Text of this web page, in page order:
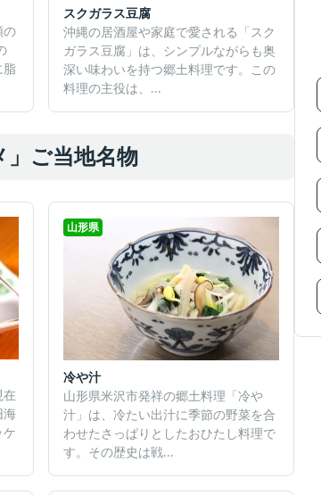
の
脂
スクガラス豆腐
沖縄の居酒屋や家庭で愛される「スク
ガラス豆腐」は、シンプルながらも奥
深い味わいを持つ郷土料理です。この
料理の主役は、...
」ご当地名物
在
海
ケ
山形県
冷や汁
山形県米沢市発祥の郷土料理「冷や
汁」は、冷たい出汁に季節の野菜を合
わせたさっぱりとしたおひたし料理で
す。その歴史は戦...